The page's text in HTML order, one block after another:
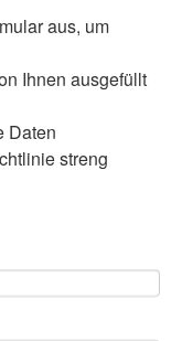
aus, um
Ihnen ausgefüllt
Daten
streng